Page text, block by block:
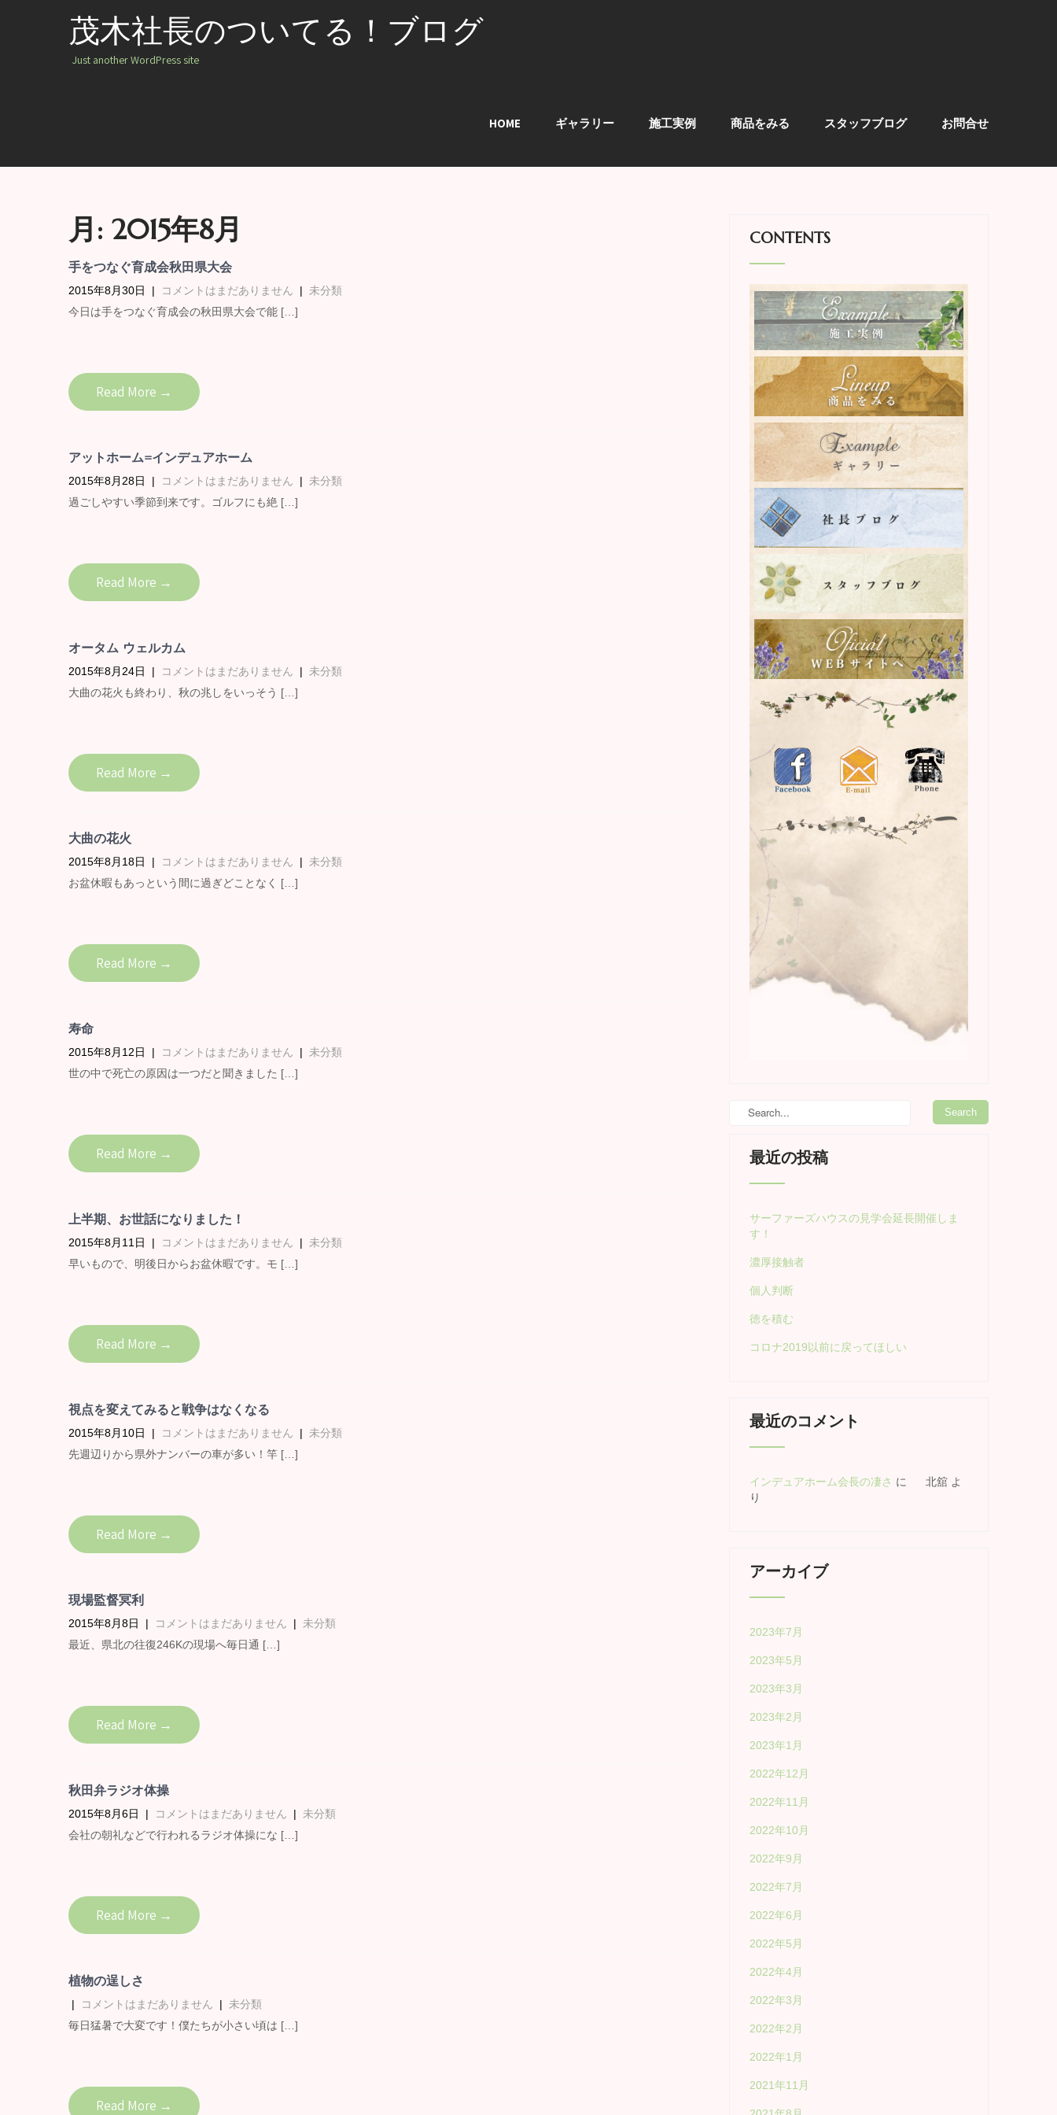
茂木社長のついてる！ブログ
Just another WordPress site
HOME ギャラリー 施工実例 商品をみる スタッフブログ お問合せ
月: 2015年8月
手をつなぐ育成会秋田県大会
2015年8月30日 | コメントはまだありません | 未分類
今日は手をつなぐ育成会の秋田県大会で能 […]
Read More →
アットホーム=インデュアホーム
2015年8月28日 | コメントはまだありません | 未分類
過ごしやすい季節到来です。ゴルフにも絶 […]
Read More →
オータム ウェルカム
2015年8月24日 | コメントはまだありません | 未分類
大曲の花火も終わり、秋の兆しをいっそう […]
Read More →
大曲の花火
2015年8月18日 | コメントはまだありません | 未分類
お盆休暇もあっという間に過ぎどことなく […]
Read More →
寿命
2015年8月12日 | コメントはまだありません | 未分類
世の中で死亡の原因は一つだと聞きました […]
Read More →
上半期、お世話になりました！
2015年8月11日 | コメントはまだありません | 未分類
早いもので、明後日からお盆休暇です。モ […]
Read More →
視点を変えてみると戦争はなくなる
2015年8月10日 | コメントはまだありません | 未分類
先週辺りから県外ナンバーの車が多い！竿 […]
Read More →
現場監督冥利
2015年8月8日 | コメントはまだありません | 未分類
最近、県北の往復246Kの現場へ毎日通 […]
Read More →
秋田弁ラジオ体操
2015年8月6日 | コメントはまだありません | 未分類
会社の朝礼などで行われるラジオ体操にな […]
Read More →
植物の逞しさ
| コメントはまだありません | 未分類
毎日猛暑で大変です！僕たちが小さい頃は […]
Read More →
CONTENTS
最近の投稿
サーファーズハウスの見学会延長開催しま
す！
濃厚接触者
個人判断
徳を積む
コロナ2019以前に戻ってほしい
最近のコメント
インデュアホーム会長の凄さ に 北舘 よ
り
アーカイブ
2023年7月
2023年5月
2023年3月
2023年2月
2023年1月
2022年12月
2022年11月
2022年10月
2022年9月
2022年7月
2022年6月
2022年5月
2022年4月
2022年3月
2022年2月
2022年1月
2021年11月